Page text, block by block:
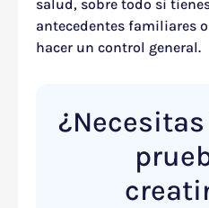
salud, sobre todo si
antecedentes familiares
hacer un control general.